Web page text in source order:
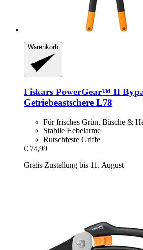
Warenkorb
Fiskars PowerGear™ II
Getriebeastschere L78
Für frisches Grün, Büsche &
Stabile Hebelarme
Rutschfeste Griffe
€ 74,99
Gratis Zustellung bis 11. August